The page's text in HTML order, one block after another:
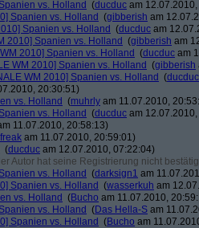
vs. Holland (ducduc am
Spanien vs. Holland (gibberish am
Spanien vs. Holland (ducduc am
2010] Spanien vs. Holland (gibberish am
2010] Spanien vs. Holland (ducduc am
WM 2010] Spanien vs. Holland (gibberish
WM 2010] Spanien vs. Holland (ducduc
20:30:51)
vs. Holland (muhrly am 11.07.2010,
vs. Holland (ducduc am
11.07.2010, 20:58:13)
am 11.07.2010, 20:59:01)
(ducduc am 12.07.2010, 07:22:04)
Autor hat seine Registrierung nicht
vs. Holland (darksign1 am
Spanien vs. Holland (wasserkuh am
vs. Holland (Bucho am 11.07.2010,
vs. Holland (Das Hella-S am
Spanien vs. Holland (Bucho am